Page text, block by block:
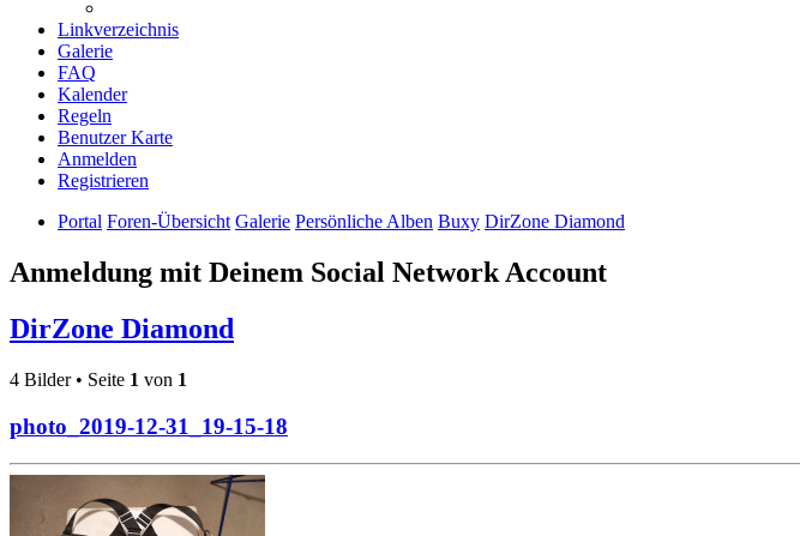
Linkverzeichnis
Galerie
FAQ
Kalender
Regeln
Benutzer Karte
Anmelden
Registrieren
Portal Foren-Übersicht Galerie Persönliche Alben Buxy DirZone Diamond
Anmeldung mit Deinem Social Network Account
DirZone Diamond
4 Bilder • Seite 1 von 1
photo_2019-12-31_19-15-18